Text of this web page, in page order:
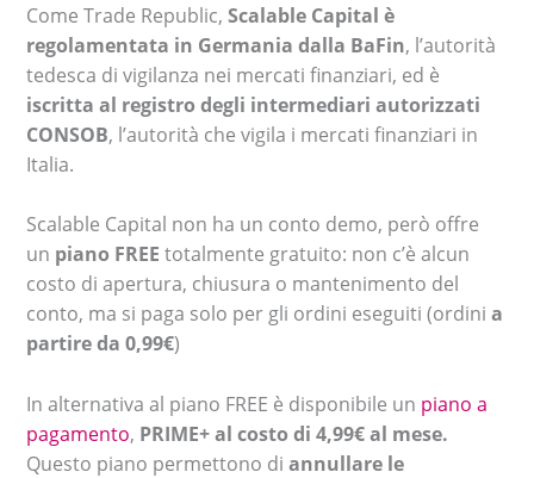
Come Trade Republic,Scalable Capital è
regolamentata in Germania dalla BaFin, l’autorità
tedesca di vigilanza nei mercati finanziari, ed è
iscritta al registro degli intermediari autorizzati
CONSOB, l’autorità che vigila i mercati finanziari in
Italia.
Scalable Capital non ha un conto demo, però offre
un piano FREE totalmente gratuito: non c’è alcun
costo di apertura, chiusura o mantenimento del
conto, ma si paga solo per gli ordini eseguiti (ordinia
partire da 0,99€)
In alternativa al piano FREE è disponibile un piano a
pagamento, PRIME+ al costo di 4,99€ al mese.
Questo piano permettono diannullare le